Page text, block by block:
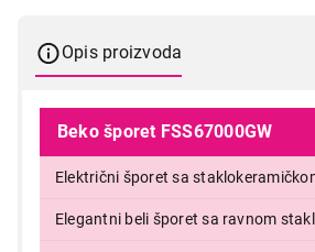
Opis proizvoda
Beko šporet FSS67000GW
Električni šporet sa
Elegantni beli šporet sa ravnom